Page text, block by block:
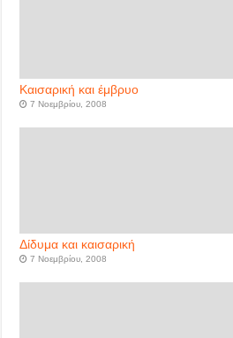
Καισαρική και έμβρυο
7 Νοεμβρίου, 2008
Δίδυμα και καισαρική
7 Νοεμβρίου, 2008